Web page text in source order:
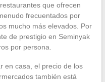
que ofrecen
frecuentados por
mucho más elevados. Por
de prestigio en Seminyak
por persona.
en casa, el precio de los
también está